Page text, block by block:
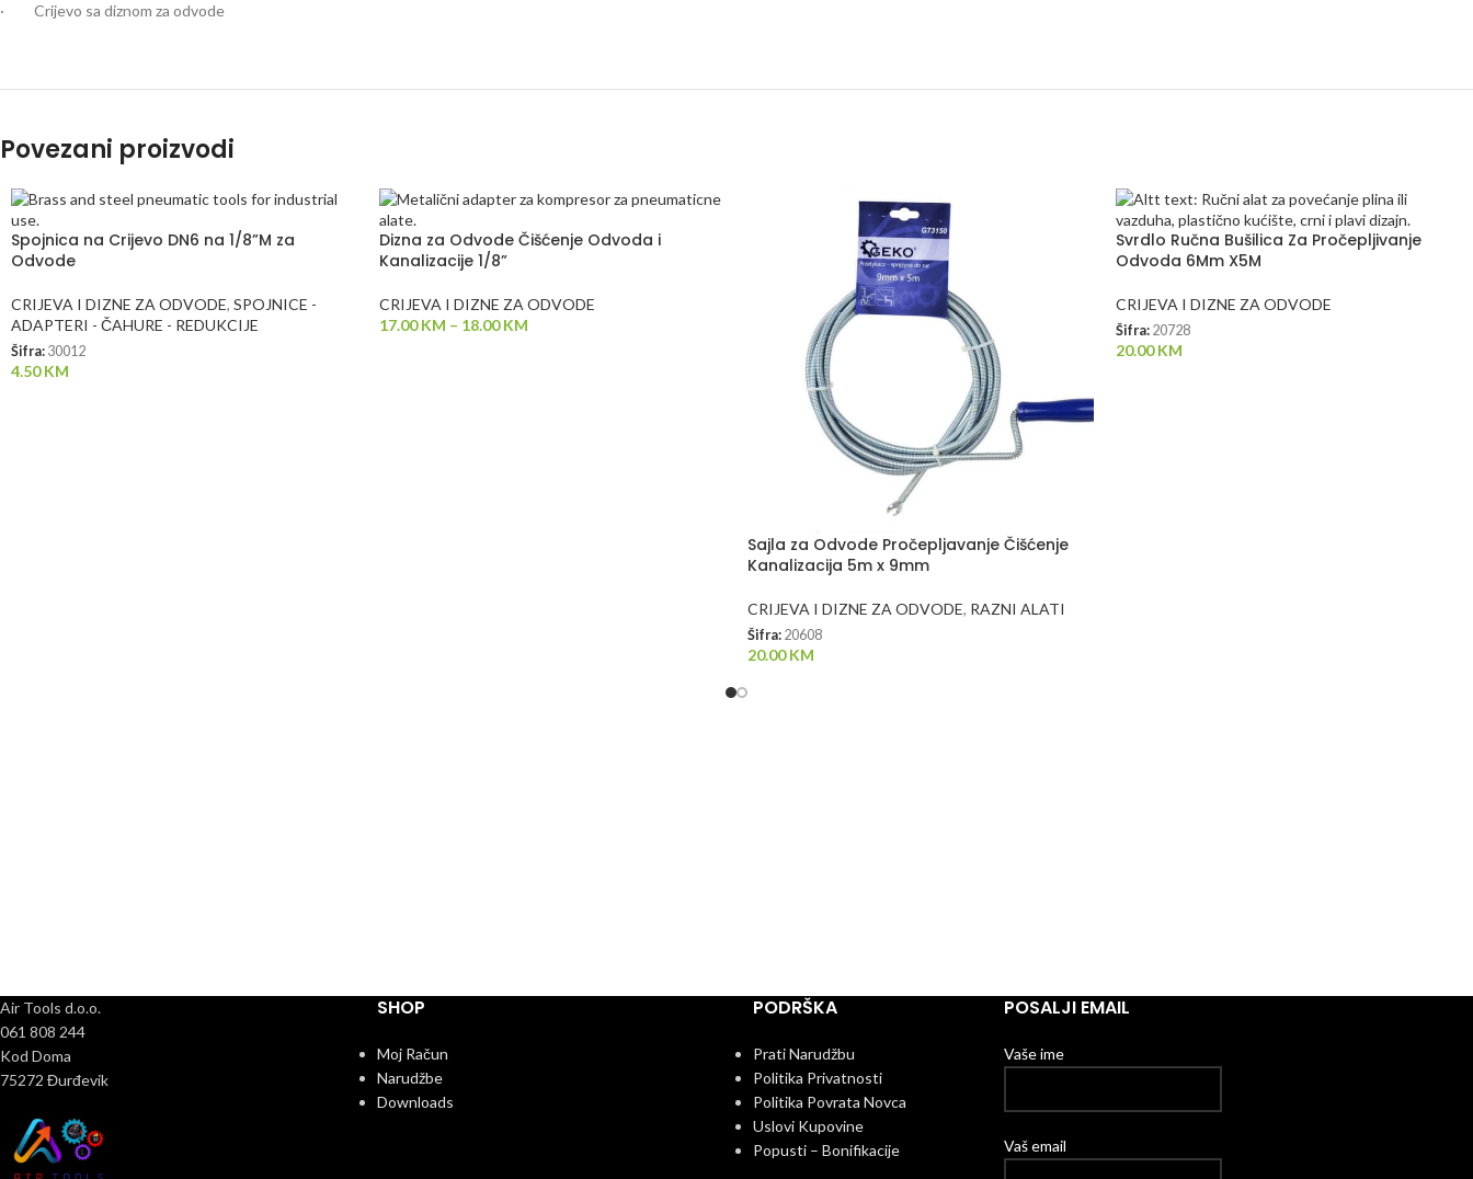
· Crijevo sa diznom za odvode
Povezani proizvodi
Spojnica na Crijevo DN6 na 1/8”M za
Odvode
CRIJEVA I DIZNE ZA ODVODE, SPOJNICE -
ADAPTERI - ČAHURE - REDUKCIJE
Šifra: 30012
4.50KM
Dizna za Odvode Čišćenje Odvoda i
Kanalizacije 1/8”
CRIJEVA I DIZNE ZA ODVODE
17.00KM – 18.00KM
Sajla za Odvode Pročepljavanje Čišćenje
Kanalizacija 5m x 9mm
CRIJEVA I DIZNE ZA ODVODE, RAZNI ALATI
Šifra: 20608
20.00KM
Svrdlo Ručna Bušilica Za Pročepljivanje
Odvoda 6Mm X5M
CRIJEVA I DIZNE ZA ODVODE
Šifra: 20728
20.00KM
Air Tools d.o.o.
061 808 244
Kod Doma
75272 Đurđevik
SHOP
Moj Račun
Narudžbe
Downloads
PODRŠKA
Prati Narudžbu
Politika Privatnosti
Politika Povrata Novca
Uslovi Kupovine
Popusti – Bonifikacije
POSALJI EMAIL
Vaše ime
Vaš email